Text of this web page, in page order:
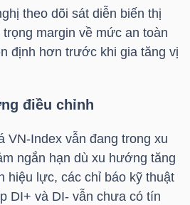
theo dõi sát diễn biến thị
margin về mức an toàn
định hơn trước khi gia tăng vị
điều chỉnh
VN-Index vẫn đang trong xu
ngắn hạn dù xu hướng tăng
hiệu lực, các chỉ báo kỹ thuật
DI+ và DI- vẫn chưa có tín